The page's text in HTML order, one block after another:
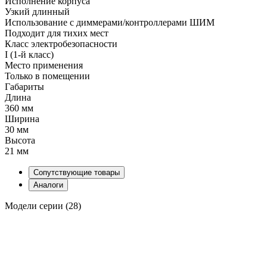
Узкий длинный
Использование с диммерами/контроллерами ШИМ
Подходит для тихих мест
Класс электробезопасности
I (1-й класс)
Место применения
Только в помещении
Габариты
Длина
360 мм
Ширина
30 мм
Высота
21 мм
Сопутствующие товары
Аналоги
Модели серии (28)